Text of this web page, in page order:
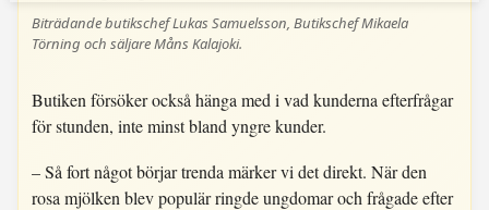
Biträdande butikschef Lukas Samuelsson, Butikschef Mikaela
Törning och säljare Måns Kalajoki.
Butiken försöker också hänga med i vad kunderna efterfrågar
för stunden, inte minst bland yngre kunder.
– Så fort något börjar trenda märker vi det direkt. När den
rosa mjölken blev populär ringde ungdomar och frågade efter